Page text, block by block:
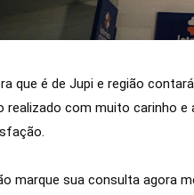
que é de Jupi e região
realizado com muito carinho e
marque sua consulta agora